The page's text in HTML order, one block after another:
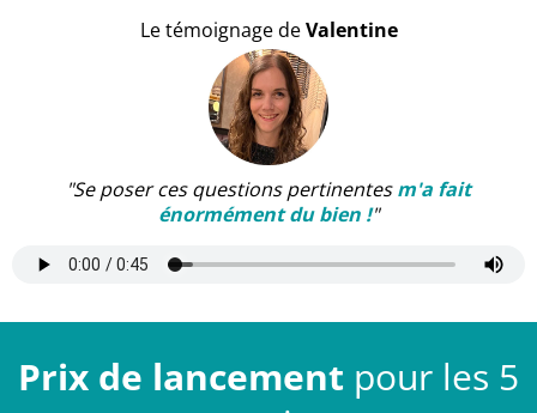
Le témoignage deValentine
"Se poser ces questions pertinentesm'a fait
énormément du bien !"
Prix de lancement pour les 5